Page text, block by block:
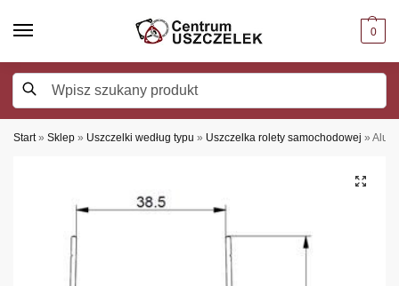
0
Start » Sklep » Uszczelki według typu » Uszczelka rolety samochodowej »